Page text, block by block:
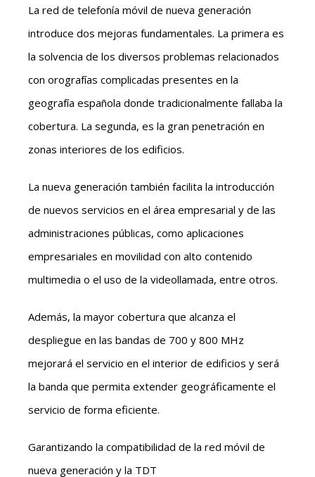
La red de telefonía móvil de nueva generación
introduce dos mejoras fundamentales. La primera es
la solvencia de los diversos problemas relacionados
con orografías complicadas presentes en la
geografía española donde tradicionalmente fallaba la
cobertura. La segunda, es la gran penetración en
zonas interiores de los edificios.
La nueva generación también facilita la introducción
de nuevos servicios en el área empresarial y de las
administraciones públicas, como aplicaciones
empresariales en movilidad con alto contenido
multimedia o el uso de la videollamada, entre otros.
Además, la mayor cobertura que alcanza el
despliegue en las bandas de 700 y 800 MHz
mejorará el servicio en el interior de edificios y será
la banda que permita extender geográficamente el
servicio de forma eficiente.
Garantizando la compatibilidad de la red móvil de
nueva generación y la TDT